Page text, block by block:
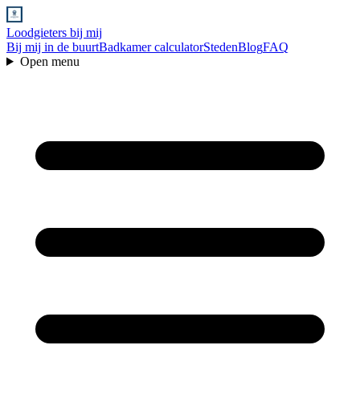
Loodgieters bij mij
Bij mij in de buurtBadkamer calculatorStedenBlogFAQ
Open menu